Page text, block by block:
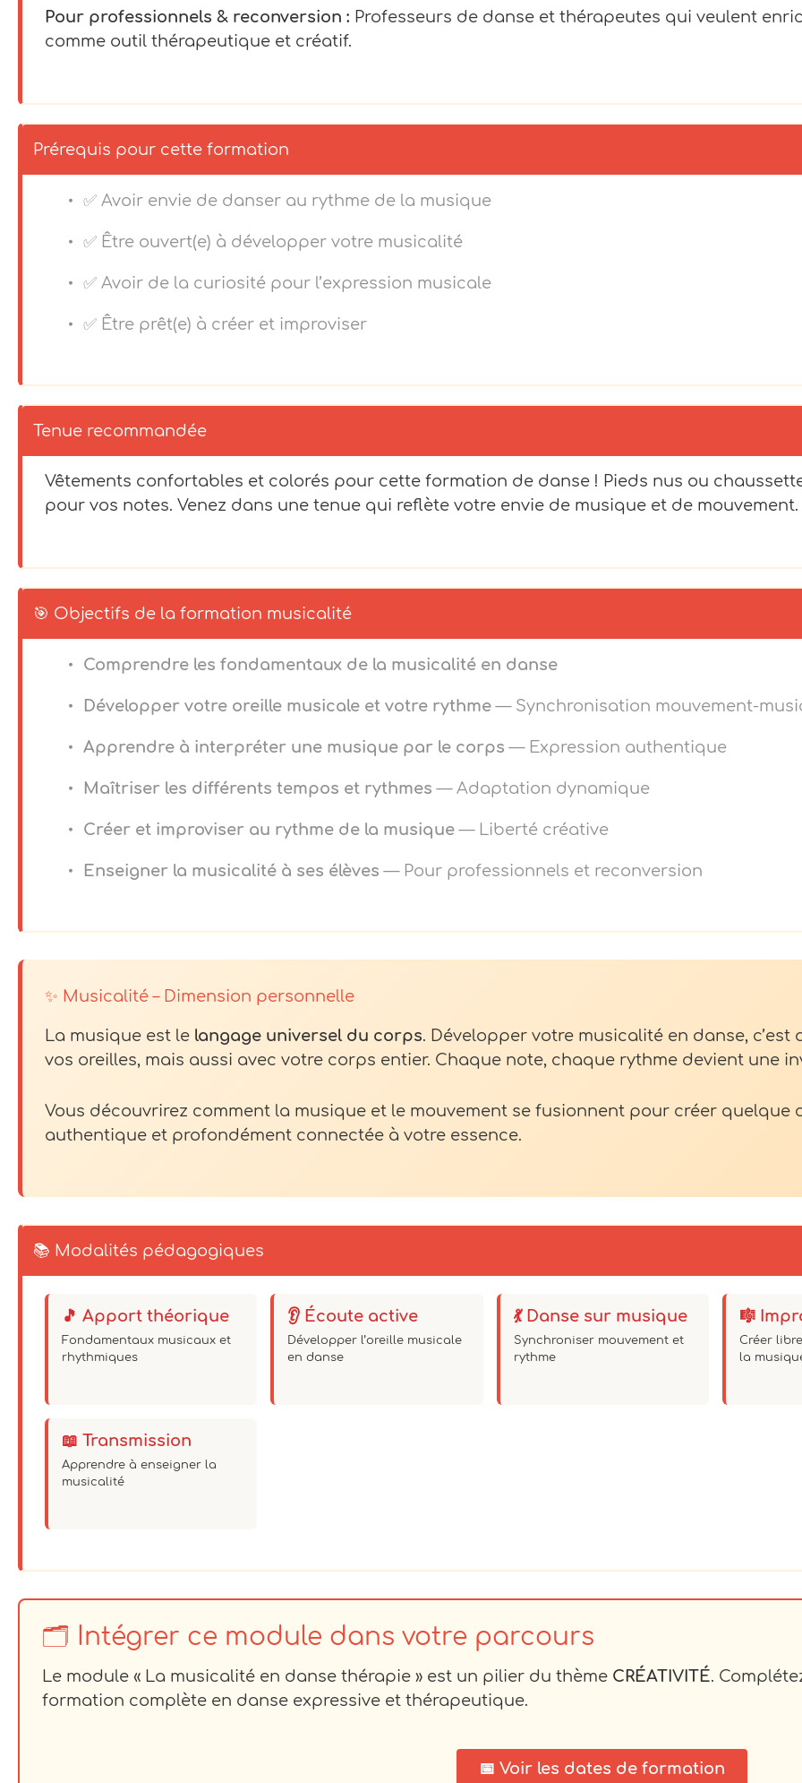
Pour professionnels & reconversion : Professeurs de danse et thérapeutes qui veulent
comme outil thérapeutique et créatif.
Prérequis pour cette formation
✅ Avoir envie de danser au rythme de la musique
✅ Être ouvert(e) à développer votre musicalité
✅ Avoir de la curiosité pour l’expression musicale
✅ Être prêt(e) à créer et improviser
Tenue recommandée
Vêtements confortables et colorés pour cette formation de danse ! Pieds nus ou
pour vos notes. Venez dans une tenue qui reflète votre envie de musique et de mouvement.
🎯 Objectifs de la formation musicalité
Comprendre les fondamentaux de la musicalité en danse
Développer votre oreille musicale et votre rythme — Synchronisation mouvement-
Apprendre à interpréter une musique par le corps — Expression authentique
Maîtriser les différents tempos et rythmes — Adaptation dynamique
Créer et improviser au rythme de la musique — Liberté créative
Enseigner la musicalité à ses élèves — Pour professionnels et reconversion
✨ Musicalité – Dimension personnelle
La musique est le langage universel du corps. Développer votre musicalité en danse,
vos oreilles, mais aussi avec votre corps entier. Chaque note, chaque rythme devient une
Vous découvrirez comment la musique et le mouvement se fusionnent pour créer
authentique et profondément connectée à votre essence.
📚 Modalités pédagogiques
🎵 Apport théorique
Fondamentaux musicaux et
rhythmiques
👂 Écoute active
Développer l’oreille musicale
en danse
💃 Danse sur musique
Synchroniser mouvement et
rythme
🎼
Créer
la
📖 Transmission
Apprendre à enseigner la
musicalité
🗂️ Intégrer ce module dans votre parcours
Le module « La musicalité en danse thérapie » est un pilier du thème CRÉATIVITÉ.
formation complète en danse expressive et thérapeutique.
📅 Voir les dates de formation